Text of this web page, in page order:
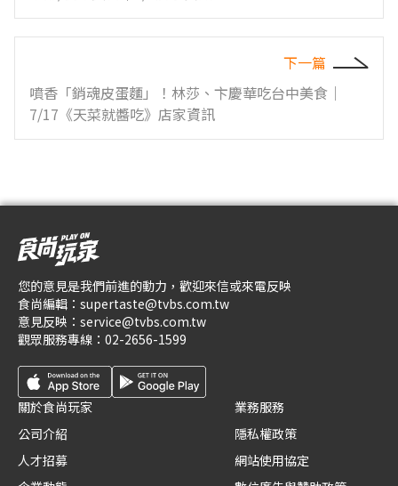
下一篇
噴香「銷魂皮蛋麵」！林莎、卞慶華吃台中美食｜
7/17《天菜就醬吃》店家資訊
您的意見是我們前進的動力，歡迎來信或來電反映
食尚編輯： supertaste@tvbs.com.tw
意見反映： service@tvbs.com.tw
觀眾服務專線： 02-2656-1599
關於食尚玩家
公司介紹
人才招募
業務服務
隱私權政策
網站使用協定